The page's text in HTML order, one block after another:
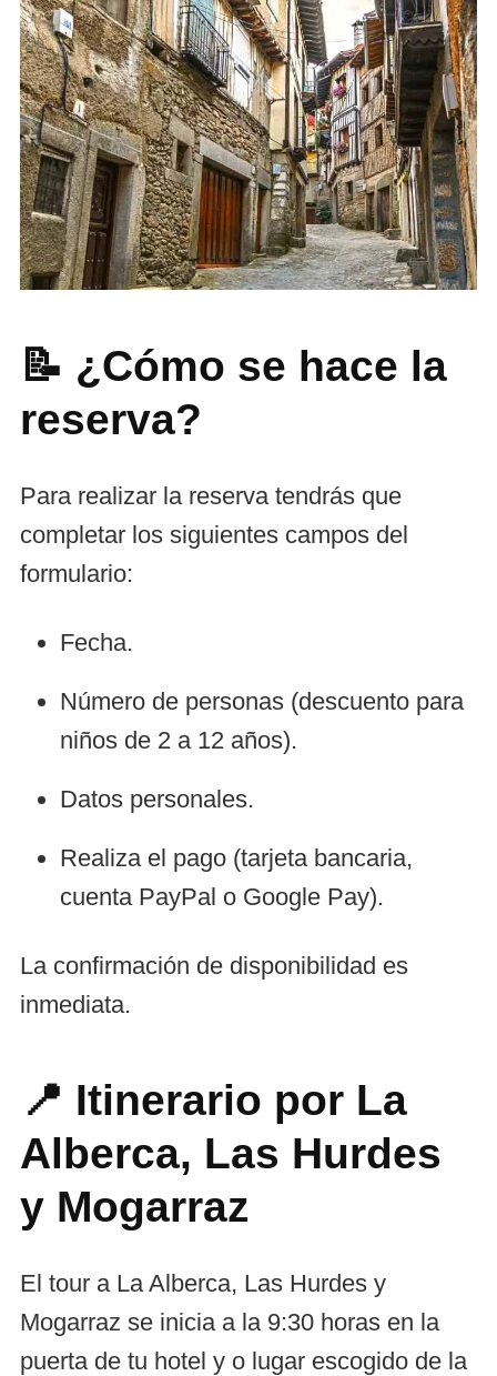
📝 ¿Cómo se hace la
reserva?
Para realizar la reserva tendrás que
completar los siguientes campos del
formulario:
Fecha.
Número de personas (descuento para
niños de 2 a 12 años).
Datos personales.
Realiza el pago (tarjeta bancaria,
cuenta PayPal o Google Pay).
La confirmación de disponibilidad es
inmediata.
📍 Itinerario por La
Alberca, Las Hurdes
y Mogarraz
El tour a La Alberca, Las Hurdes y
Mogarraz se inicia a la 9:30 horas en la
puerta de tu hotel y o lugar escogido de la